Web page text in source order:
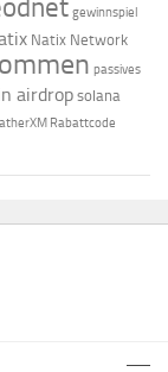
gewinnspiel
Natix Network
passives
airdrop solana
Rabattcode